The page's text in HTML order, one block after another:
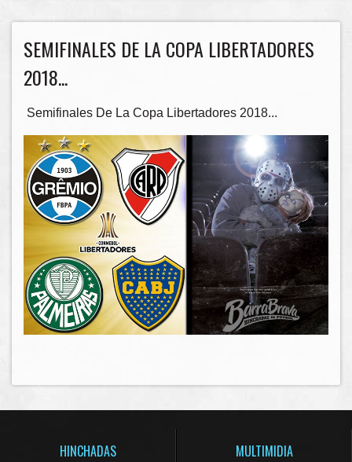
SEMIFINALES DE LA COPA LIBERTADORES
2018...
Semifinales De La Copa Libertadores 2018...
HINCHADAS MULTIMIDIA